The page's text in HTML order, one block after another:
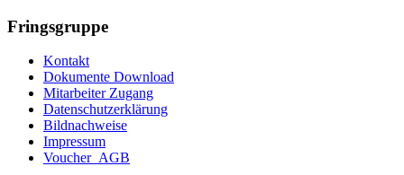
Fringsgruppe
Kontakt
Dokumente Download
Mitarbeiter Zugang
Datenschutzerklärung
Bildnachweise
Impressum
Voucher_AGB